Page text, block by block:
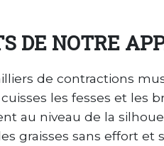
DE NOTRE
de contractions
les fesses et les
au niveau de la
graisses sans effort et